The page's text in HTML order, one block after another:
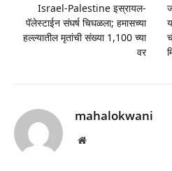
Israel-Palestine इस्रायल-
पॅलेस्टाईन संघर्ष चिघळला; हमासच्या
हल्ल्यातील मृतांची संख्या 1,100 च्या
वर
mahalokwani
Website